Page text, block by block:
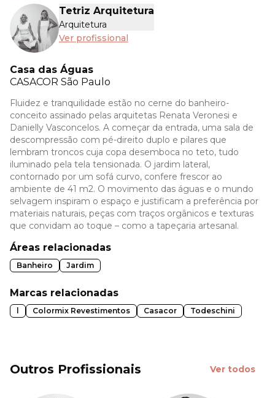
Tetriz Arquitetura
Arquitetura
Ver profissional
Casa das Águas
CASACOR São Paulo
Fluidez e tranquilidade estão no cerne do banheiro-
conceito assinado pelas arquitetas Renata Veronesi e
Danielly Vasconcelos. A começar da entrada, uma sala de
descompressão com pé-direito duplo e pilares que
lembram troncos cuja copa desemboca no teto, tudo
iluminado pela tela tensionada. O jardim lateral,
contornado por um sofá curvo, confere frescor ao
ambiente de 41 m2. O movimento das águas e o mundo
selvagem inspiram o espaço e justificam a preferência por
materiais naturais, peças com traços orgânicos e texturas
que convidam ao toque – como a tapeçaria artesanal.
Áreas relacionadas
Banheiro Jardim
Marcas relacionadas
l Colormix Revestimentos Casacor Todeschini
Outros Profissionais Ver todos